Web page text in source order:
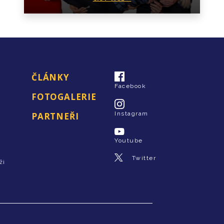
ČLÁNKY
FOTOGALERIE
PARTNEŘI
Facebook
Instagram
Youtube
Twitter